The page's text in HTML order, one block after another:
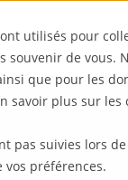
utilisés pour
de vous.
que pour les
plus sur
pas suivies lors
préférences.